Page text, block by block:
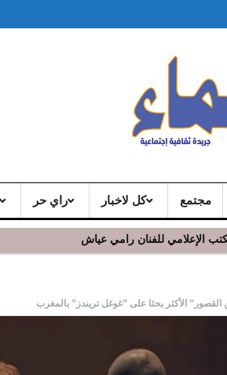
مجتمع كل لاخبار راي حر
الإعلامي للفنان رامي عياش
الأكثر بحثا على ”غوغل تريندز” بالمغرب